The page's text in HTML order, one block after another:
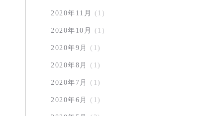
2020年11月 (1)
2020年10月 (1)
2020年9月 (1)
2020年8月 (1)
2020年7月 (1)
2020年6月 (1)